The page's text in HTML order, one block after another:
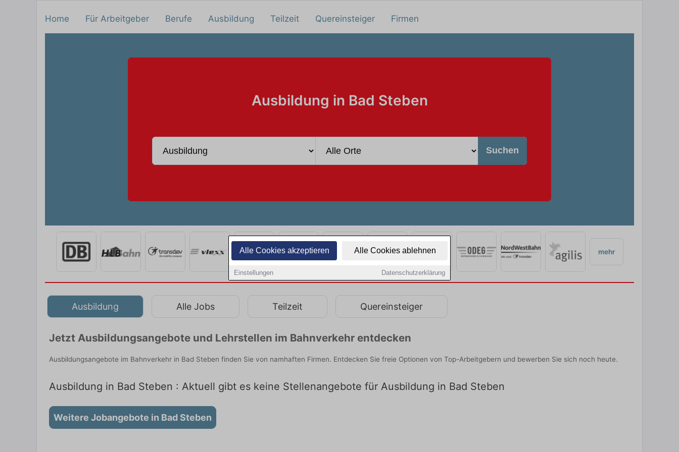
Alle Cookies akzeptieren Alle Cookies ablehnen
Einstellungen Datenschutzerklärung
Home Für Arbeitgeber Berufe Ausbildung Teilzeit Quereinsteiger Firmen
Ausbildung in Bad Steben
Suchen
mehr
Ausbildung Alle Jobs Teilzeit Quereinsteiger
Jetzt Ausbildungsangebote und Lehrstellen im Bahnverkehr entdecken
Ausbildungsangebote im Bahnverkehr in Bad Steben finden Sie von namhaften Firmen. Entdecken Sie freie Optionen von Top-Arbeitgebern und bewerben Sie sich noch heute.
Ausbildung in Bad Steben : Aktuell gibt es keine Stellenangebote für Ausbildung in Bad Steben
Weitere Jobangebote in Bad Steben